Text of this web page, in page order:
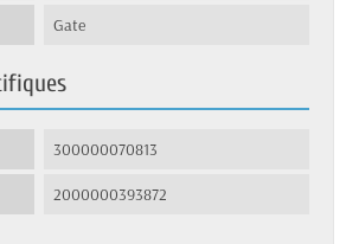
Gate
300000070813
2000000393872